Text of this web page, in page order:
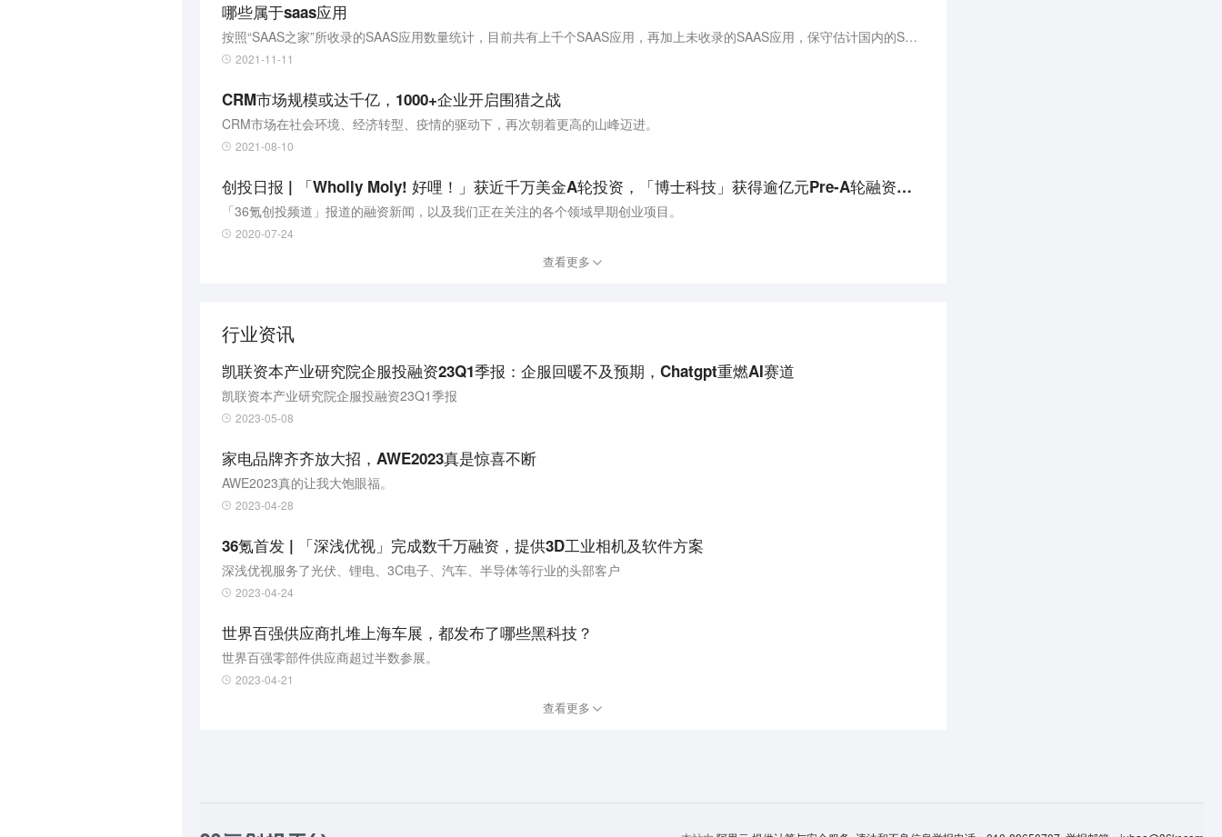
哪些属于saas应用
按照“SAAS之家”所收录的SAAS应用数量统计，目前共有上千个SAAS应用，再加上未收录的SAAS应用，保守估计国内的SAAS应用不低于2000个。这些应用覆盖了企业内部各项工作以及各行各业。例如，办公协同类的应用有tower, teambition；人力管理类的应用有拉勾云人事，北森；crm客户服务类的应用有销售易，纷享销客；项目管理类的应用有明道。
2021-11-11
CRM市场规模或达千亿，1000+企业开启围猎之战
CRM市场在社会环境、经济转型、疫情的驱动下，再次朝着更高的山峰迈进。
2021-08-10
创投日报 | 「Wholly Moly! 好哩！」获近千万美金A轮投资，「博士科技」获得逾亿元Pre-A轮融资；以及今天值得关注的早期项目
「36氪创投频道」报道的融资新闻，以及我们正在关注的各个领域早期创业项目。
2020-07-24
查看更多
行业资讯
凯联资本产业研究院企服投融资23Q1季报：企服回暖不及预期，Chatgpt重燃AI赛道
凯联资本产业研究院企服投融资23Q1季报
2023-05-08
家电品牌齐齐放大招，AWE2023真是惊喜不断
AWE2023真的让我大饱眼福。
2023-04-28
36氪首发 | 「深浅优视」完成数千万融资，提供3D工业相机及软件方案
深浅优视服务了光伏、锂电、3C电子、汽车、半导体等行业的头部客户
2023-04-24
世界百强供应商扎堆上海车展，都发布了哪些黑科技？
世界百强零部件供应商超过半数参展。
2023-04-21
查看更多